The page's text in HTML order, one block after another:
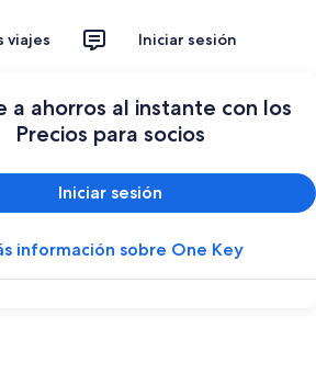
viajes Iniciar sesión
a ahorros al instante con los
Precios para socios
Iniciar sesión
información sobre One Key